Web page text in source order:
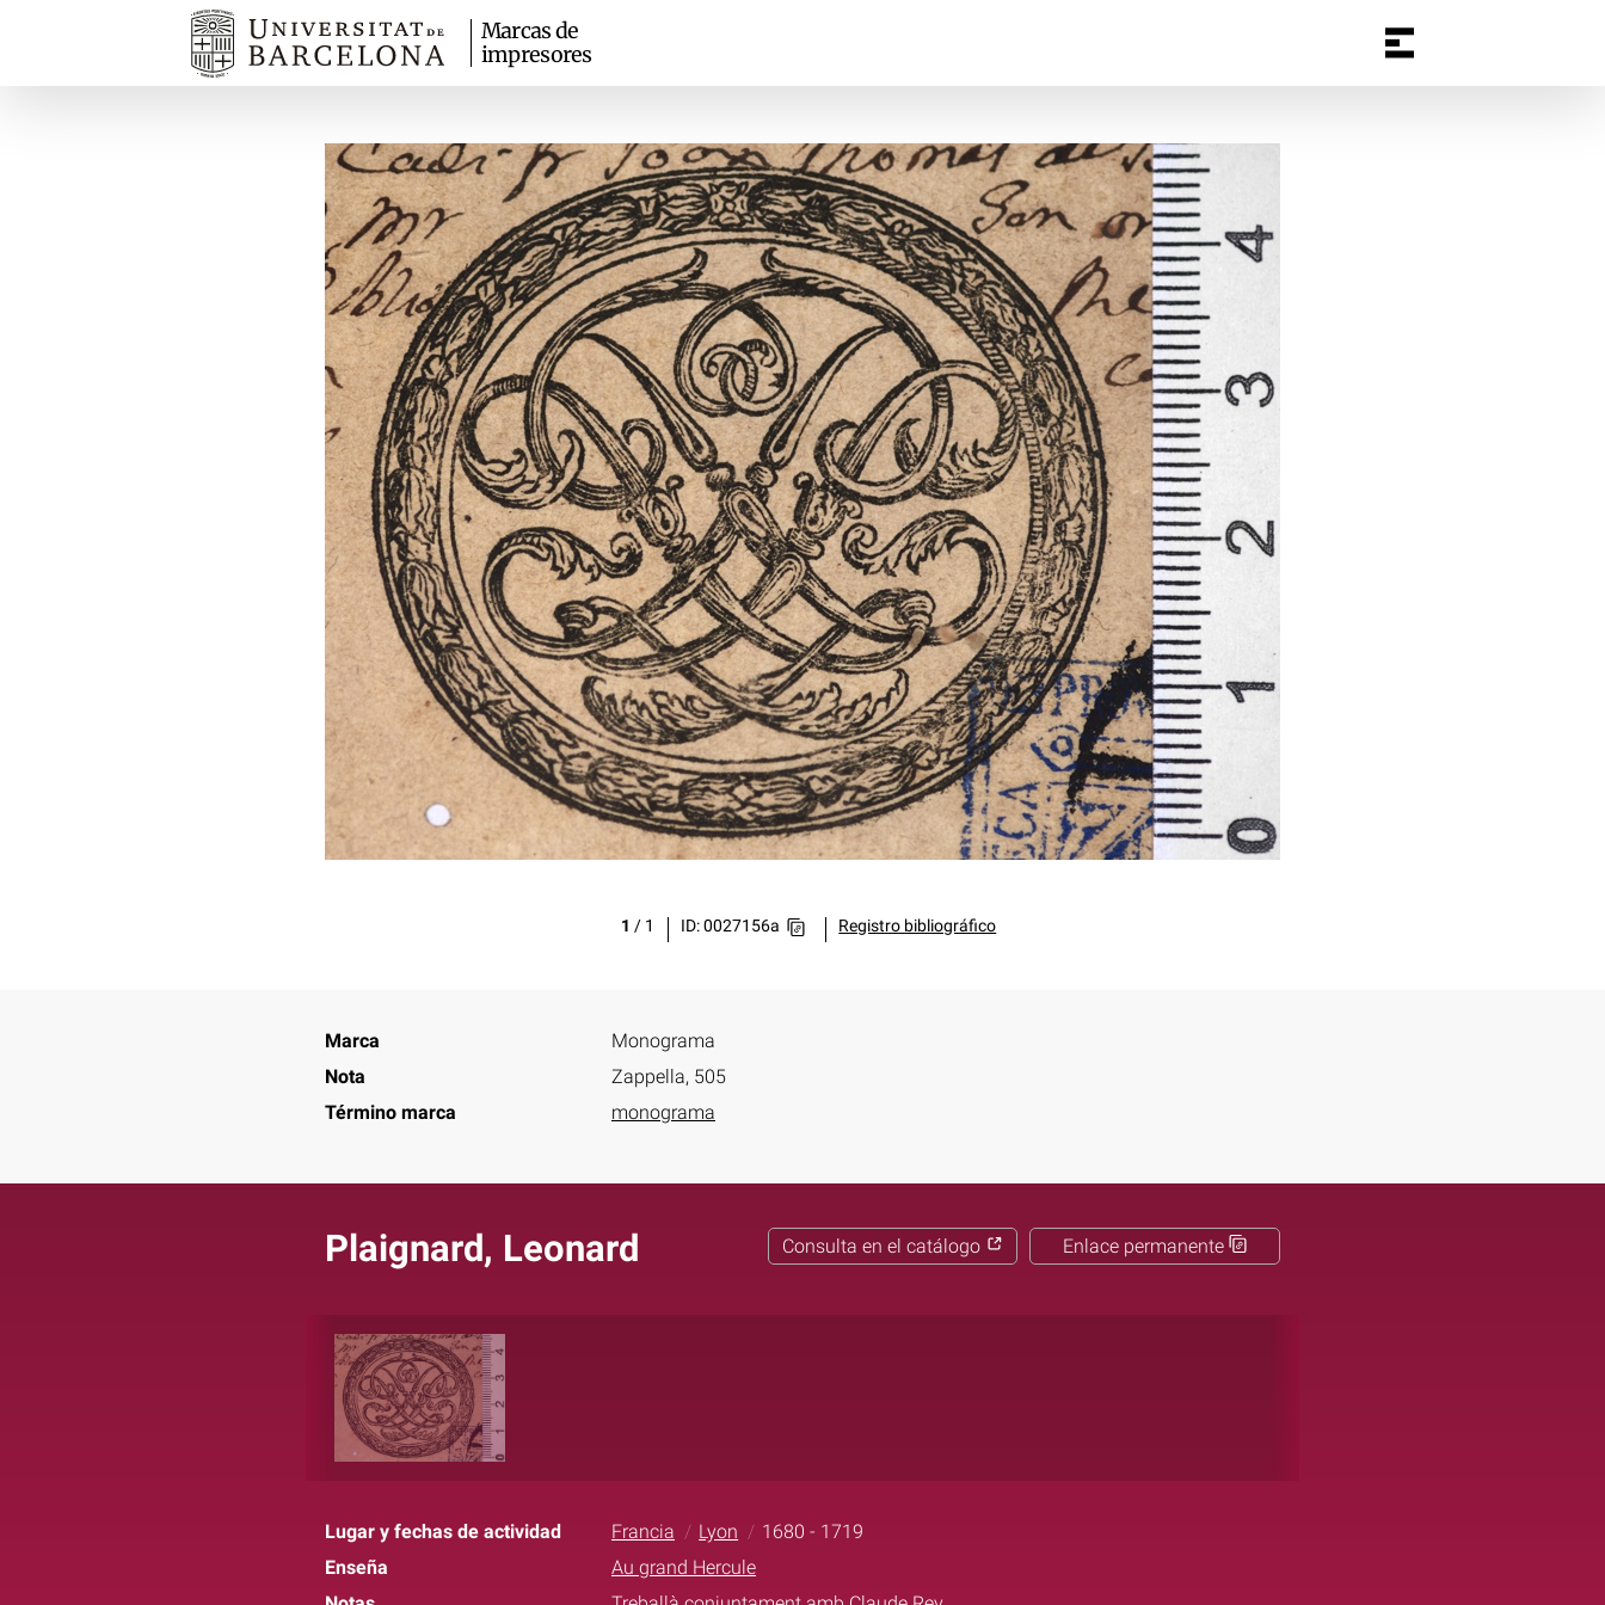
Marcas de
impresores
1 / 1 ID: 0027156a Registro bibliográfico
Marca
Monograma
Nota
Zappella, 505
Término marca
monograma
Plaignard, Leonard Enlace permanente
Consulta en el catálogo
Lugar y fechas de actividad Francia Lyon
1680 - 1719
Enseña
Au grand Hercule